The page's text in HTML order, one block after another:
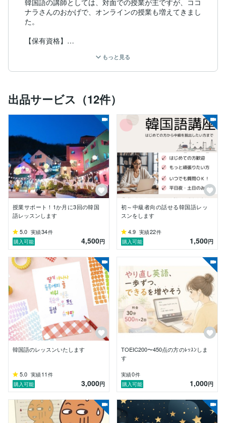
韓国語の講師としては、対面での授業が主ですが、ココ
ナラさんのおかげで、オンラインの授業も増えてきまし
た。
【保有資格】
■情報セキュリティマネジメント
■秘書検定1級
■コミュニケーション検定上級
   ■ＴＯＥＩＣ650点
（まだまだですが、基礎や、TOEIC対策は丁寧に教える
その時の自分に合った正しい方法で（習得内容や経験、
生活環境等によって学習方法は変えていくのがいいで
す）、努力し続けることが上達の一番の秘訣だと思って
おります。
もっと見る
出品サービス（12件）
授業サポート！1か月に3回の韓国
語レッスンします
5.0 実績34件
購入可能
4,500円
初～中級者向の話せる韓国語レッ
スンをします
4.9 実績22件
購入可能
1,500円
韓国語のレッスンいたします
5.0 実績11 件
購入可能
3,000円
TOEIC200〜450点の方のﾚｯｽﾝしま
す
実績0件
購入可能
1,000円